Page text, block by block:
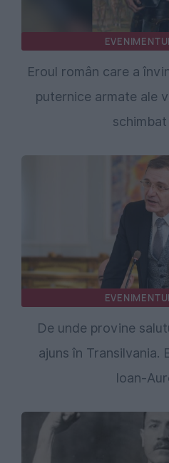
Eroul român care a
puternice armate ale
De unde provine
ajuns în Transilvania.
Ioan-